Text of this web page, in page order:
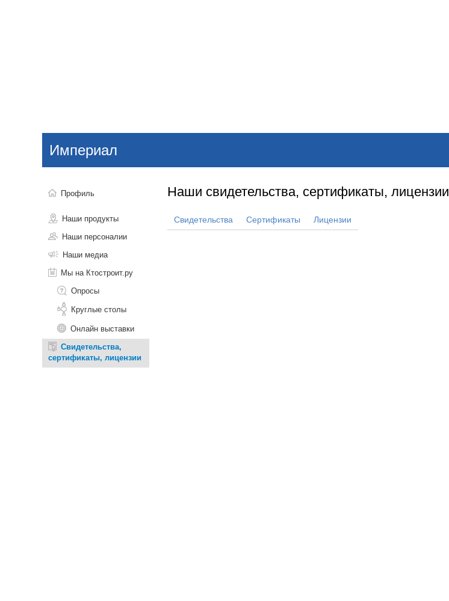
Поиск
Империал
Профиль
Наши продукты
Наши персоналии
Наши медиа
Мы на Ктостроит.ру
Опросы
Круглые столы
Онлайн выставки
Свидетельства,
сертификаты, лицензии
Наши свидетельства, сертификаты, лицензии
Свидетельства Сертификаты Лицензии